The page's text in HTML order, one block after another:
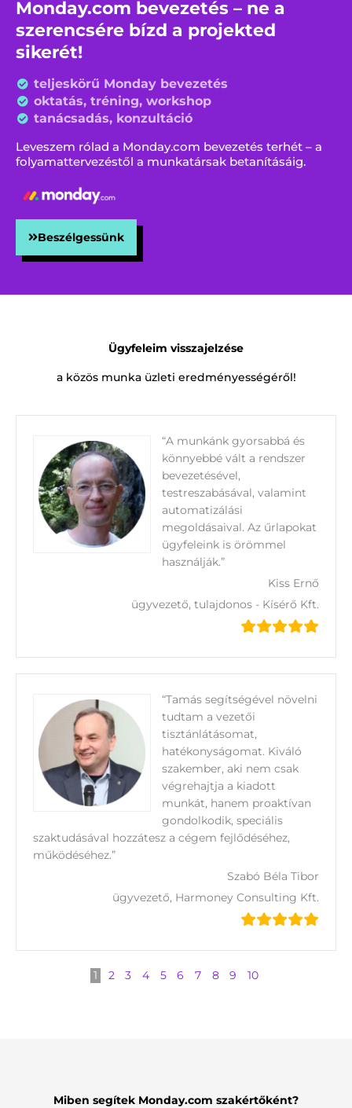
Monday.com bevezetés – ne a
szerencsére bízd a projekted
sikerét!
teljeskörű Monday bevezetés
oktatás, tréning, workshop
tanácsadás, konzultáció
Leveszem rólad a Monday.com bevezetés terhét – a
folyamattervezéstől a munkatársak betanításáig.
Beszélgessünk
Ügyfeleim visszajelzése
a közös munka üzleti eredményességéről!
“A munkánk gyorsabbá és
könnyebbé vált a rendszer
bevezetésével,
testreszabásával, valamint
automatizálási
megoldásaival. Az űrlapokat
ügyfeleink is örömmel
használják.”
Kiss Ernő
ügyvezető, tulajdonos - Kísérő Kft.
“Tamás segítségével növelni
tudtam a vezetői
tisztánlátásomat,
hatékonyságomat. Kiváló
szakember, aki nem csak
végrehajtja a kiadott
munkát, hanem proaktívan
gondolkodik, speciális
szaktudásával hozzátesz a cégem fejlődéséhez,
működéséhez.”
Szabó Béla Tibor
ügyvezető, Harmoney Consulting Kft.
1 2 3 4 5 6 7 8 9 10
Miben segítek Monday.com szakértőként?